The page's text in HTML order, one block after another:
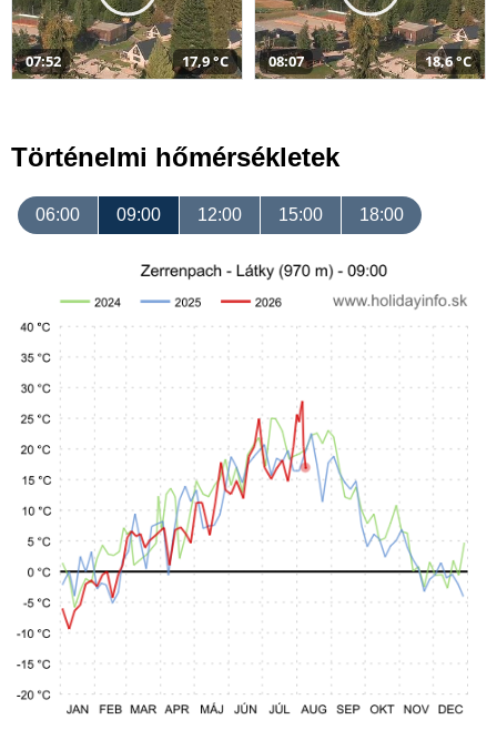
07:52 17,9 °C 08:07 18,6 °C
Történelmi hőmérsékletek
06:00 09:00 12:00 15:00 18:00